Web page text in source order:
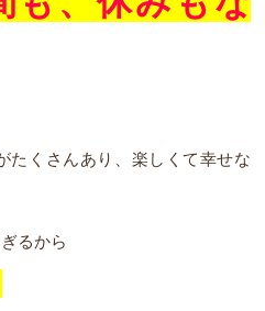
たくさんあり、楽しくて幸せな
るから